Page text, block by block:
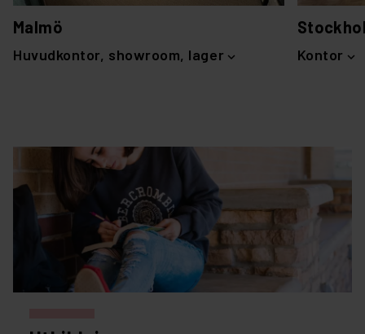
Malmö
Huvudkontor, showroom, lager Kontor